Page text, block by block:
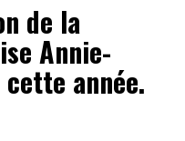
de la
Annie-
cette année.